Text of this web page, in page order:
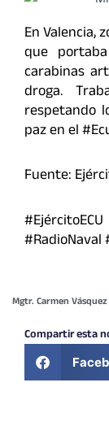
En Valencia,
que
carabinas
droga.
respetando
paz en el
Fuente:
#RadioNaval
Mgtr. Carmen Vásquez
Compartir esta